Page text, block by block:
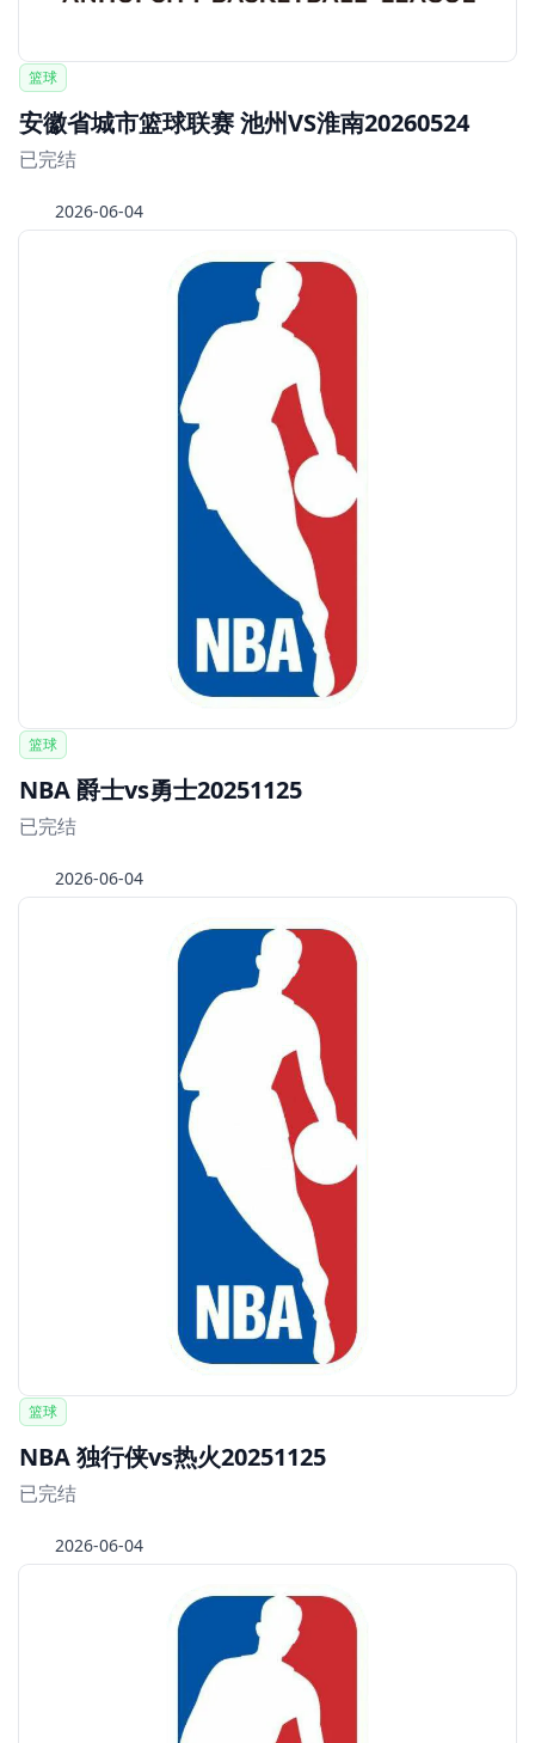
篮球
安徽省城市篮球联赛 池州VS淮南20260524
已完结
2026-06-04
篮球
NBA 爵士vs勇士20251125
已完结
2026-06-04
篮球
NBA 独行侠vs热火20251125
已完结
2026-06-04